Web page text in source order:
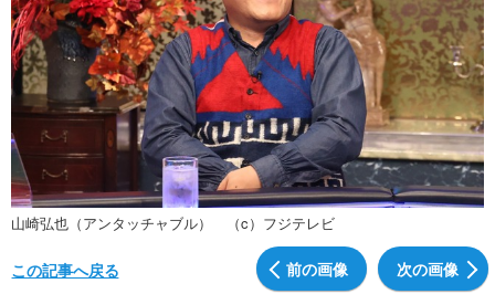
山崎弘也（アンタッチャブル） （c）フジテレビ
前の画像 次の画像
この記事へ戻る